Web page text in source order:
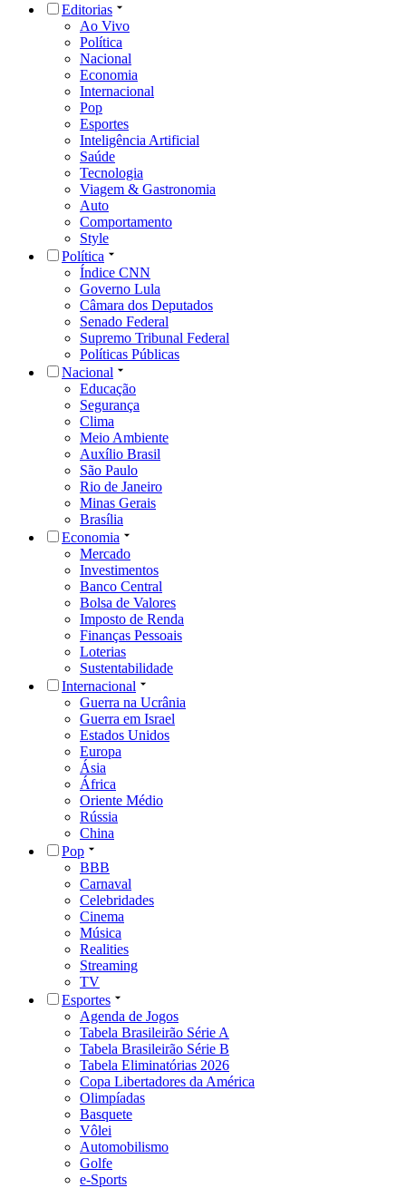
Editorias
Ao Vivo
Política
Nacional
Economia
Internacional
Pop
Esportes
Inteligência Artificial
Saúde
Tecnologia
Viagem & Gastronomia
Auto
Comportamento
Style
Política
Índice CNN
Governo Lula
Câmara dos Deputados
Senado Federal
Supremo Tribunal Federal
Políticas Públicas
Nacional
Educação
Segurança
Clima
Meio Ambiente
Auxílio Brasil
São Paulo
Rio de Janeiro
Minas Gerais
Brasília
Economia
Mercado
Investimentos
Banco Central
Bolsa de Valores
Imposto de Renda
Finanças Pessoais
Loterias
Sustentabilidade
Internacional
Guerra na Ucrânia
Guerra em Israel
Estados Unidos
Europa
Ásia
África
Oriente Médio
Rússia
China
Pop
BBB
Carnaval
Celebridades
Cinema
Música
Realities
Streaming
TV
Esportes
Agenda de Jogos
Tabela Brasileirão Série A
Tabela Brasileirão Série B
Tabela Eliminatórias 2026
Copa Libertadores da América
Olimpíadas
Basquete
Vôlei
Automobilismo
Golfe
e-Sports